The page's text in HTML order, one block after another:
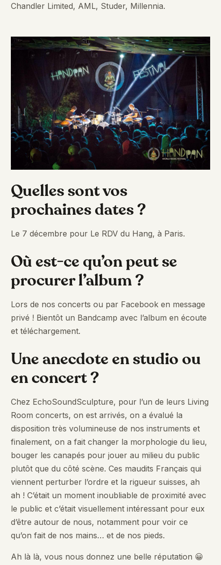
Chandler Limited, AML, Studer, Millennia.
Quelles sont vos
prochaines dates ?
Le 7 décembre pour Le RDV du Hang, à Paris.
Où est-ce qu’on peut se
procurer l’album ?
Lors de nos concerts ou par Facebook en message
privé ! Bientôt un Bandcamp avec l’album en écoute
et téléchargement.
Une anecdote en studio ou
en concert ?
Chez EchoSoundSculpture, pour l’un de leurs Living
Room concerts, on est arrivés, on a évalué la
disposition très volumineuse de nos instruments et
finalement, on a fait changer la morphologie du lieu,
bouger les canapés pour jouer au milieu du public
plutôt que du côté scène. Ces maudits Français qui
viennent perturber l’ordre et la rigueur suisses, ah
ah ! C’était un moment inoubliable de proximité avec
le public et c’était visuellement intéressant pour eux
d’être autour de nous, notamment pour voir ce
qu’on fait de nos mains… et de nos pieds.
Ah là là, vous nous donnez une belle réputation 😀